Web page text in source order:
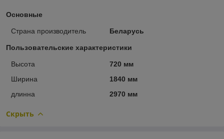
Основные
Страна производитель Беларусь
Пользовательские характеристики
Высота
720 мм
Ширина
1840 мм
длинна
2970 мм
Скрыть